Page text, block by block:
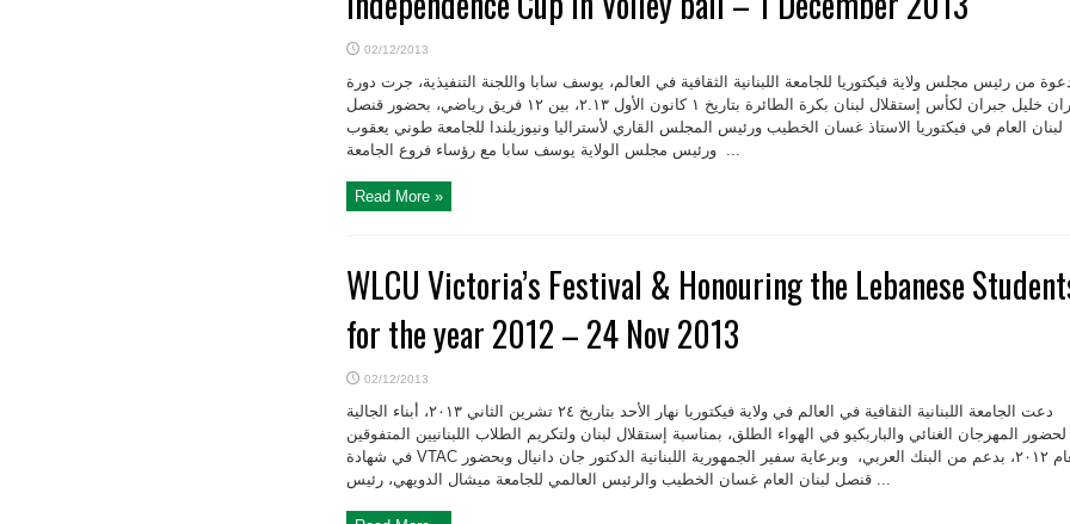
02/12/2013
من رئيس مجلس ولاية فيكتوريا للجامعة اللبنانية الثقافية في العالم، يوسف سابا واللجنة التنفيذية، جرت دورة
جبران خليل جبران لكأس إستقلال لبنان بكرة الطائرة بتاريخ ١ كانون الأول ٢.١٣، بين ١٢ فريق رياضي، بحضور قنصل
لبنان العام في فيكتوريا الاستاذ غسان الخطيب ورئيس المجلس القاري لأستراليا ونيوزيلندا للجامعة طوني يعقوب
ورئيس مجلس الولاية يوسف سابا مع رؤساء فروع الجامعة ...
Read More »
WLCU Victoria’s Festival & Honouring the Lebanese
for the year 2012 – 24 Nov 2013
02/12/2013
دعت الجامعة اللبنانية الثقافية في العالم في ولاية فيكتوريا نهار الأحد بتاريخ ۲٤ تشرين الثاني ۲۰۱۳، أبناء الجالية
لحضور المهرجان الغنائي والباربكيو في الهواء الطلق، بمناسبة إستقلال لبنان ولتكريم الطلاب اللبنانيين المتفوقين
في شهادة VTAC لعام ۲۰۱۲، بدعم من البنك العربي، وبرعاية سفير الجمهورية اللبنانية الدكتور جان دانيال وبحضور
قنصل لبنان العام غسان الخطيب والرئيس العالمي للجامعة ميشال الدويهي، رئيس ...